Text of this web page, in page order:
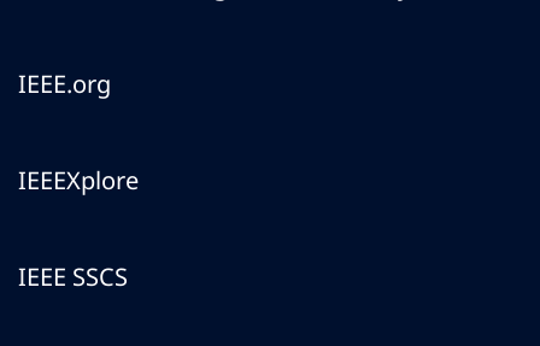
IEEE.org
IEEEXplore
IEEE SSCS